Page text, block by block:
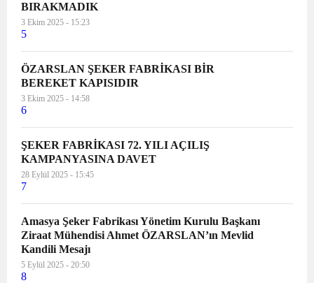
BIRAKMADIK
3 Ekim 2025 - 15:23
5
ÖZARSLAN ŞEKER FABRİKASI BİR
BEREKET KAPISIDIR
3 Ekim 2025 - 14:58
6
ŞEKER FABRİKASI 72. YILI AÇILIŞ
KAMPANYASINA DAVET
28 Eylül 2025 - 15:45
7
Amasya Şeker Fabrikası Yönetim Kurulu Başkanı
Ziraat Mühendisi Ahmet ÖZARSLAN’ın Mevlid
Kandili Mesajı
5 Eylül 2025 - 20:50
8